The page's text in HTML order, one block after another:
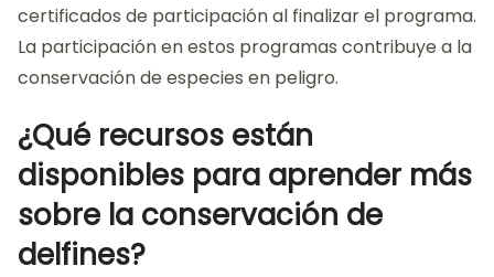
certificados de participación al finalizar el programa.
La participación en estos programas contribuye a la
conservación de especies en peligro.
¿Qué recursos están
disponibles para aprender más
sobre la conservación de
delfines?